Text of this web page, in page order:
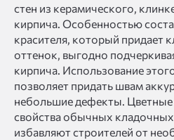
стен из керамического,
кирпича. Особенностью
красителя, который придает
оттенок, выгодно
кирпича. Использование
позволяет придать швам
небольшие дефекты. Цветные
свойства обычных
избавляют строителей от